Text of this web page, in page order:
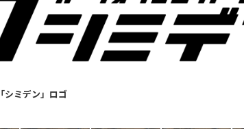
ミデン」ロゴ